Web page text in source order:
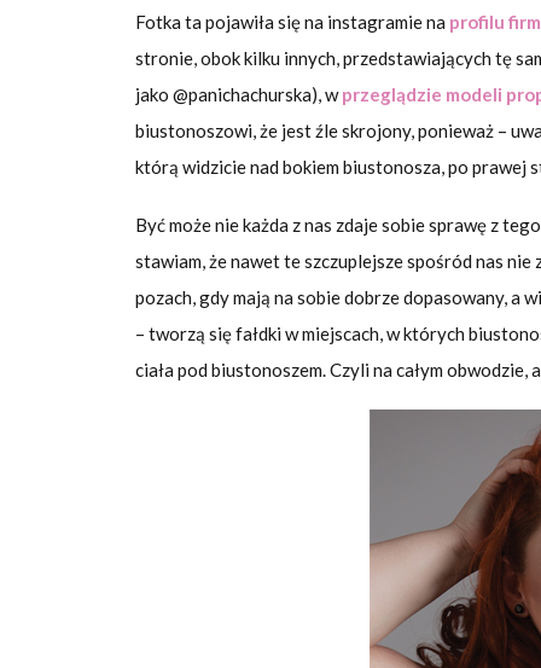
Fotka ta pojawiła się na instagramie na profilu
stronie, obok kilku innych, przedstawiających tę
jako @panichachurska), wprzeglądzie modeli
biustonoszowi, że jest źle skrojony, ponieważ –
którą widzicie nad bokiem biustonosza, po prawej
Być może nie każda z nas zdaje sobie sprawę z
stawiam, że nawet te szczuplejsze spośród nas nie
pozach, gdy mają na sobie dobrze dopasowany, a
– tworzą się fałdki w miejscach, w których
ciała pod biustonoszem. Czyli na całym